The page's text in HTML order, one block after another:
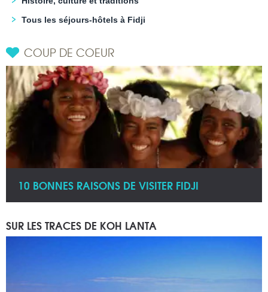
Tous les séjours-hôtels à Fidji
COUP DE COEUR
10 BONNES RAISONS DE VISITER FIDJI
SUR LES TRACES DE KOH LANTA